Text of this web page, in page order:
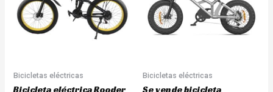
Bicicletas eléctricas Bicicletas eléctricas